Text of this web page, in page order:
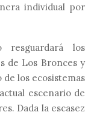
individual por
los
de Los Bronces y
los ecosistemas
escenario de
Dada la escasez